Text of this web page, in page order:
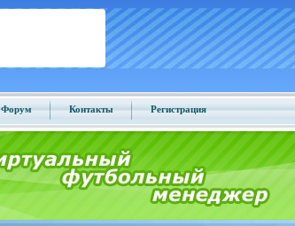
Форум Контакты Регистрация